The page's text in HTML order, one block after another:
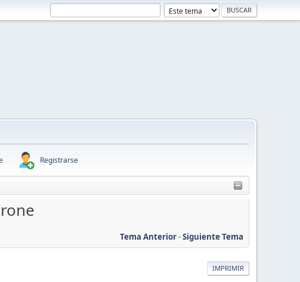
Registrarse
Tema Anterior-Siguiente Tema
IMPRIMIR